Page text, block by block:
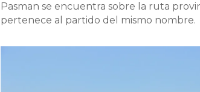
Pasman se encuentra sobre la ruta
pertenece al partido del mismo nombre.